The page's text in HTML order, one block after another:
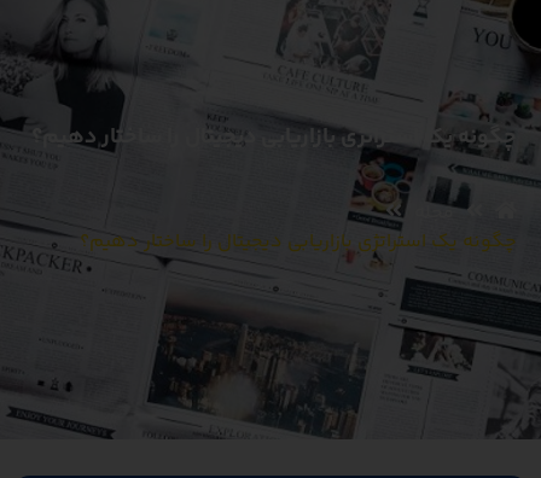
چگونه یک استراتژی بازاریابی دیجیتال را ساختار دهیم؟
مجله
چگونه یک استراتژی بازاریابی دیجیتال را ساختار دهیم؟